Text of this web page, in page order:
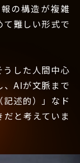
の構造が複雑
難しい形式で
うした人間中心
、AIが文脈まで
述的）」なド
と考えていま